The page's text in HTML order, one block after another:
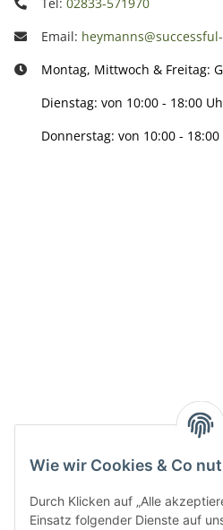
Wie wir Cookies & Co
Durch Klicken auf „Alle
Einsatz folgender Dienste auf
Email:
Montag, Mittwoch & Freitag:
Dienstag: von 10:00 - 18:00
Donnerstag: von 10:00 -